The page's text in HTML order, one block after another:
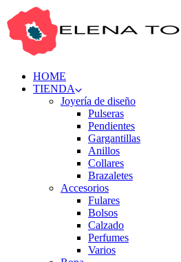
HOME
TIENDA
Joyería de diseño
Pulseras
Pendientes
Gargantillas
Anillos
Collares
Brazaletes
Accesorios
Fulares
Bolsos
Calzado
Perfumes
Varios